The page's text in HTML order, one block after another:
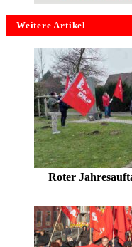
Weitere Artikel
Roter